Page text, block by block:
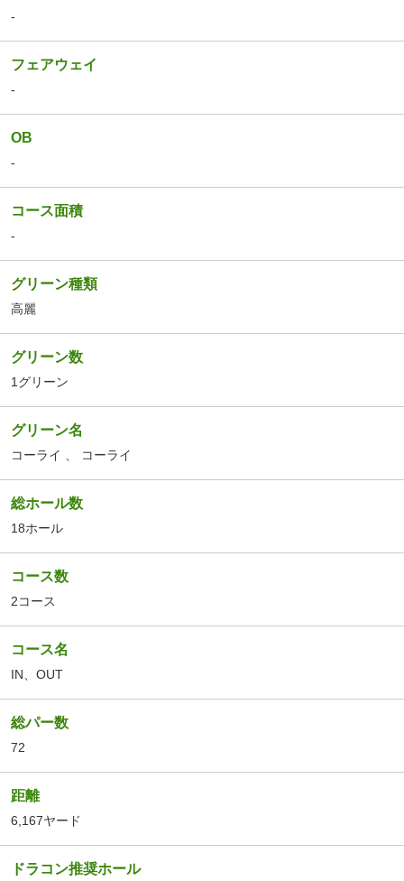
-
フェアウェイ
-
OB
-
コース面積
-
グリーン種類
高麗
グリーン数
1グリーン
グリーン名
コーライ コーライ
総ホール数
18ホール
コース数
2コース
コース名
IN OUT
総パー数
72
距離
6,167ヤード
ドラコン推奨ホール